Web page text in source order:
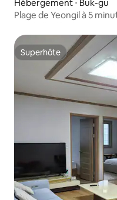
Hébergement ⋅ Buk-gu
Plage de Yeongil à 5
Superhôte
Superhôte